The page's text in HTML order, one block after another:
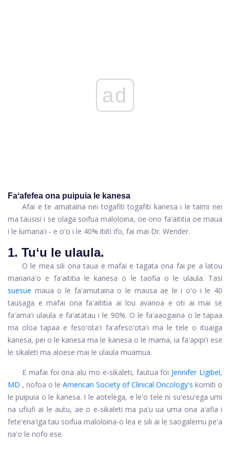
ad
Faʻafefea ona puipuia le kanesa
Afai e te amataina nei togafiti togafiti kanesa i le taimi nei
ma tausisi i se olaga soifua maloloina, oe ono faʻaititia oe maua
i le lumanaʻi - e oʻo i le 40% itiiti ifo, fai mai Dr. Wender.
1. Tuʻu le ulaula.
O le mea sili ona taua e mafai e tagata ona fai pe a latou
mananaʻo e faʻaititia le kanesa o le taofia o le ulaula. Tasi
suesue maua o le faʻamutaina o le mausa ae le i oʻo i le 40
tausaga e mafai ona faʻaititia ai lou avanoa e oti ai mai se
faʻamaʻi ulaula e faʻatatau i le 90%. O le faʻaaogaina o le tapaa
ma oloa tapaa e fesoʻotaʻi faʻafesoʻotaʻi ma le tele o ituaiga
kanesa, pei o le kanesa ma le kanesa o le mama, ia faʻapipiʻi ese
le sikaleti ma aloese mai le ulaula muamua.
E mafai foi ona alu mo e-sikaleti, fautua foi Jennifer Ligibel,
MD , nofoa o le American Society of Clinical Oncology's komiti o
le puipuia o le kanesa. I le aotelega, e leʻo tele ni suʻesuʻega umi
na ufiufi ai le autu, ae o e-sikaleti ma paʻu ua uma ona aʻafia i
feteʻenaʻiga tau soifua maloloina-o lea e sili ai le saogalemu peʻa
naʻo le nofo ese.